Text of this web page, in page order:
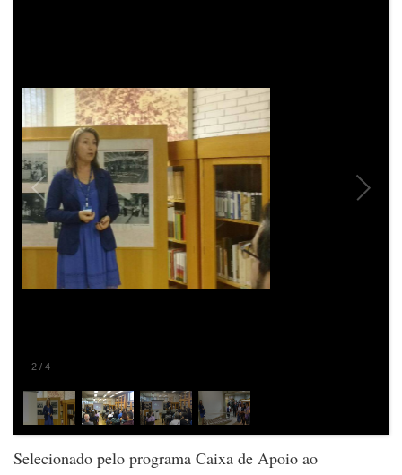
2 / 4
Selecionado pelo programa Caixa de Apoio ao